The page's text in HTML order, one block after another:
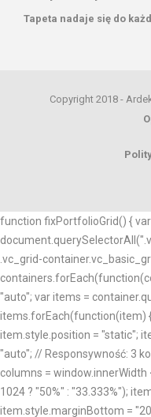
Tapeta nadaje się do
Copyright 2018 -
function fixPortfolioGrid() {
.vc_grid-
"auto"; var items =
items.forEach(function(item)
item.style.position = "static";
"auto"; // Responsywność: 3
columns = window.innerWidth
1024 ? "50%" : "33.333%");
item.style.marginBottom =